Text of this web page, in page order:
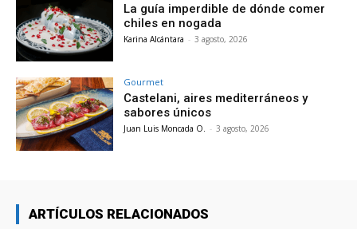
La guía imperdible de dónde comer
chiles en nogada
Karina Alcántara - 3 agosto, 2026
Gourmet
Castelani, aires mediterráneos y
sabores únicos
Juan Luis Moncada O. - 3 agosto, 2026
ARTÍCULOS RELACIONADOS